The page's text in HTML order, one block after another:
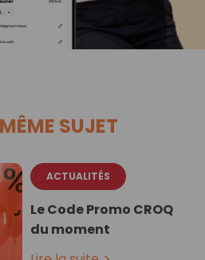
SUJET
ACTUALITÉS
Le Code Promo CROQ
du moment